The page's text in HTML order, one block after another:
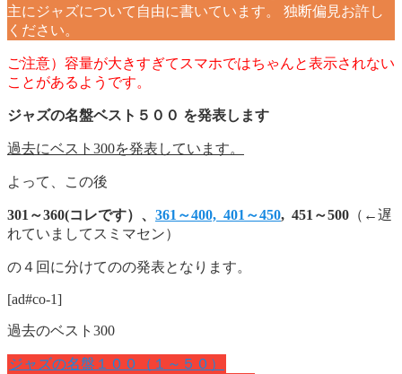
主にジャズについて自由に書いています。 独断偏見お許し
ください。
ご注意）容量が大きすぎてスマホではちゃんと表示されない
ことがあるようです。
ジャズの名盤ベスト５００ を発表します
過去にベスト300を発表しています。
よって、この後
301～360(コレです）、 361～400, 401～450, 451～500 （←遅
れていましてスミマセン）
の４回に分けてのの発表となります。
[ad#co-1]
過去のベスト300
ジャズの名盤１００（１～５０）